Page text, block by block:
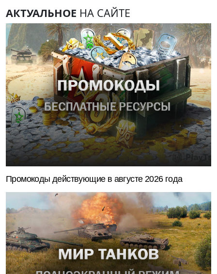
АКТУАЛЬНОЕ НА САЙТЕ
Промокоды действующие в августе 2026 года